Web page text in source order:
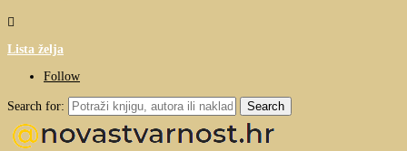

Lista želja
Follow
Search for: